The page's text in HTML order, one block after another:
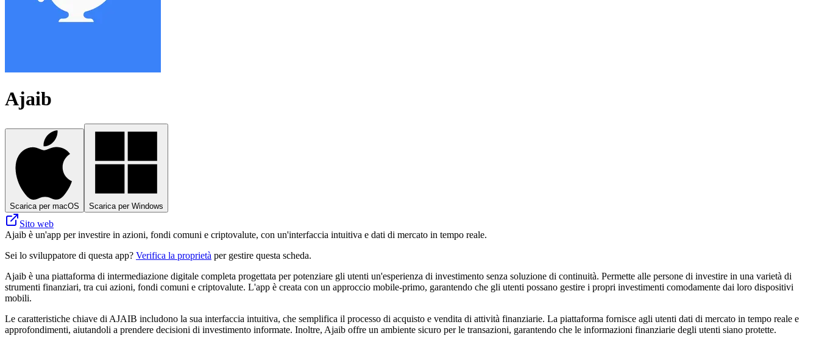
Ajaib
Scarica per macOS Scarica per Windows
Sito web
Ajaib è un'app per investire in azioni, fondi comuni e criptovalute, con un'interfaccia intuitiva e dati di mercato in tempo reale.
Sei lo sviluppatore di questa app? Verifica la proprietà per gestire questa scheda.
Ajaib è una piattaforma di intermediazione digitale completa progettata per potenziare gli utenti un'esperienza di investimento senza soluzione di continuità. Permette alle persone di investire in una varietà di
strumenti finanziari, tra cui azioni, fondi comuni e criptovalute. L'app è creata con un approccio mobile-primo, garantendo che gli utenti possano gestire i propri investimenti comodamente dai loro dispositivi
mobili.
Le caratteristiche chiave di AJAIB includono la sua interfaccia intuitiva, che semplifica il processo di acquisto e vendita di attività finanziarie. La piattaforma fornisce agli utenti dati di mercato in tempo reale e
approfondimenti, aiutandoli a prendere decisioni di investimento informate. Inoltre, Ajaib offre un ambiente sicuro per le transazioni, garantendo che le informazioni finanziarie degli utenti siano protette.